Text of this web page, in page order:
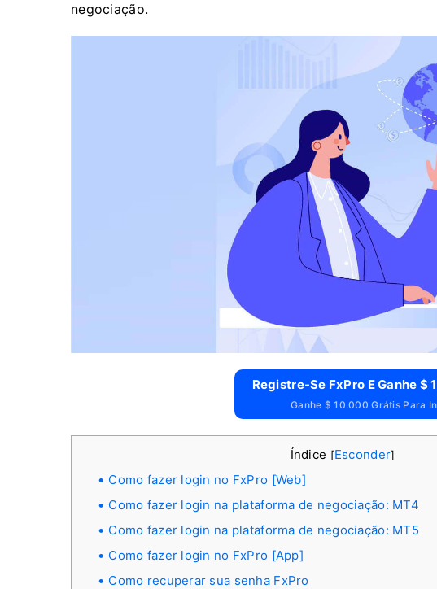
negociação.
Registre-Se FxPro E Ganhe $
Ganhe $ 10.000 Grátis Para
Índice [Esconder]
Como fazer login no FxPro [Web]
Como fazer login na plataforma de negociação: MT4
Como fazer login na plataforma de negociação: MT5
Como fazer login no FxPro [App]
Como recuperar sua senha FxPro